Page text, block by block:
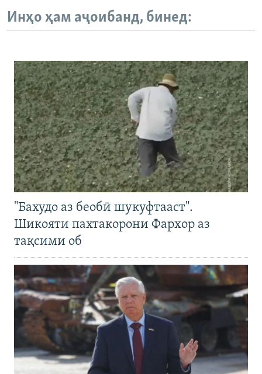
Инҳо ҳам аҷоибанд, бинед:
"Бахудо аз беобӣ шукуфтааст".
Шикояти пахтакорони Фархор аз
тақсими об